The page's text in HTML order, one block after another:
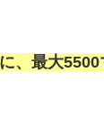
、最大